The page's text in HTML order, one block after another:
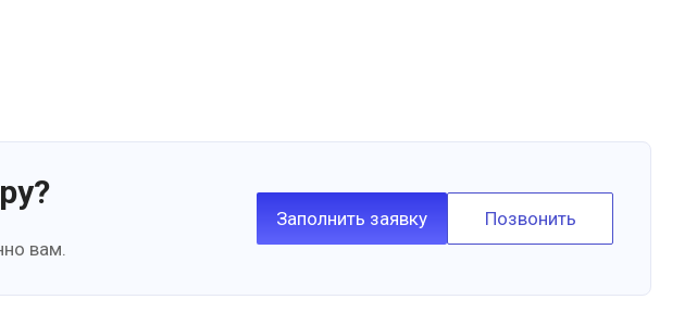
вам.
Заполнить заявку Позвонить